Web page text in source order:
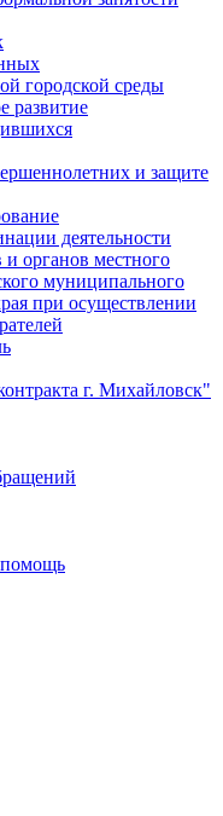
городской среды
развитие
и защите
деятельности
и органов местного
муниципального
при осуществлении
г. Михайловск"
помощь